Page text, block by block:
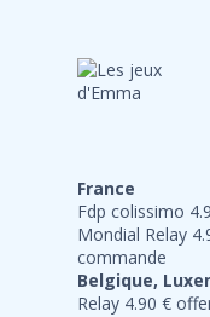
France
Fdp colissimo
Mondial Relay
commande
Belgique,
Relay 4.90 €